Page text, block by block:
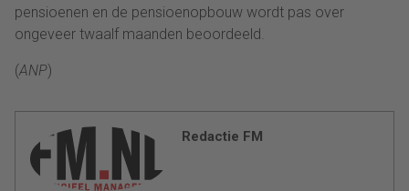
pensioenen en de pensioenopbouw wordt pas over
ongeveer twaalf maanden beoordeeld.
(ANP)
Redactie FM